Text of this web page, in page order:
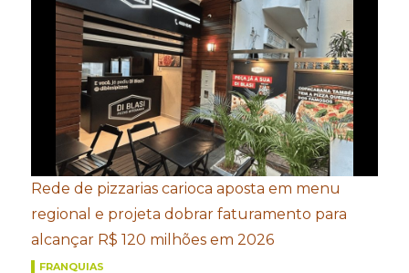
Rede de pizzarias carioca aposta em menu
regional e projeta dobrar faturamento para
alcançar R$ 120 milhões em 2026
FRANQUIAS